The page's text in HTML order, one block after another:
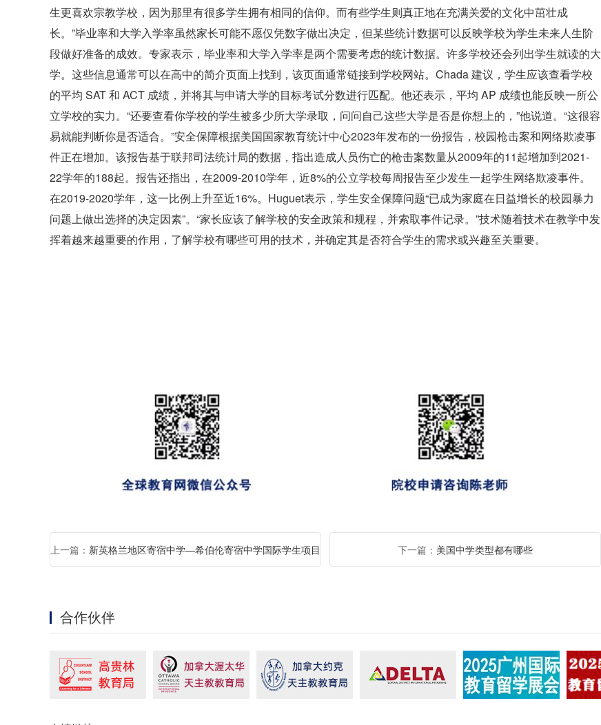
生更喜欢宗教学校，因为那里有很多学生拥有相同的信仰。而有些学生则真正地在充满关爱的文化中茁壮成
长。”毕业率和大学入学率虽然家长可能不愿仅凭数字做出决定，但某些统计数据可以反映学校为学生未来人生阶
段做好准备的成效。专家表示，毕业率和大学入学率是两个需要考虑的统计数据。许多学校还会列出学生就读的大
学。这些信息通常可以在高中的简介页面上找到，该页面通常链接到学校网站。Chada 建议，学生应该查看学校
的平均 SAT 和 ACT 成绩，并将其与申请大学的目标考试分数进行匹配。他还表示，平均 AP 成绩也能反映一所公
立学校的实力。“还要查看你学校的学生被多少所大学录取，问问自己这些大学是否是你想上的，”他说道。“这很容
易就能判断你是否适合。”安全保障根据美国国家教育统计中心2023年发布的一份报告，校园枪击案和网络欺凌事
件正在增加。该报告基于联邦司法统计局的数据，指出造成人员伤亡的枪击案数量从2009年的11起增加到2021-
22学年的188起。报告还指出，在2009-2010学年，近8%的公立学校每周报告至少发生一起学生网络欺凌事件。
在2019-2020学年，这一比例上升至近16%。Huguet表示，学生安全保障问题“已成为家庭在日益增长的校园暴力
问题上做出选择的决定因素”。“家长应该了解学校的安全政策和规程，并索取事件记录。”技术随着技术在教学中发
挥着越来越重要的作用，了解学校有哪些可用的技术，并确定其是否符合学生的需求或兴趣至关重要。
上一篇： 新英格兰地区寄宿中学—希伯伦寄宿中学国际学生项目 下一篇： 美国中学类型都有哪些
合作伙伴